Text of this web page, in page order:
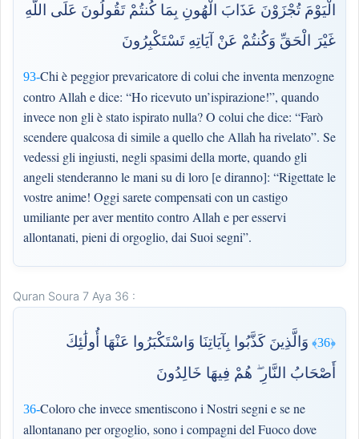
الْيَوْمَ تُجْزَوْنَ عَذَابَ الْهُونِ بِمَا كُنتُمْ تَقُولُونَ عَلَى اللَّهِ
غَيْرَ الْحَقِّ وَكُنتُمْ عَنْ آيَاتِهِ تَسْتَكْبِرُونَ
93-Chi è peggior prevaricatore di colui che inventa menzogne
contro Allah e dice: “Ho ricevuto un’ispirazione!”, quando
invece non gli è stato ispirato nulla? O colui che dice: “Farò
scendere qualcosa di simile a quello che Allah ha rivelato”. Se
vedessi gli ingiusti, negli spasimi della morte, quando gli
angeli stenderanno le mani su di loro [e diranno]: “Rigettate le
vostre anime! Oggi sarete compensati con un castigo
umiliante per aver mentito contro Allah e per esservi
allontanati, pieni di orgoglio, dai Suoi segni”.
Quran Soura 7 Aya 36 :
﴿36﴾
وَالَّذِينَ كَذَّبُوا بِآيَاتِنَا وَاسْتَكْبَرُوا عَنْهَا أُولَٰئِكَ
أَصْحَابُ النَّارِ ۖ هُمْ فِيهَا خَالِدُونَ
36-Coloro che invece smentiscono i Nostri segni e se ne
allontanano per orgoglio, sono i compagni del Fuoco dove